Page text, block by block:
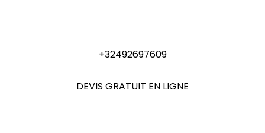
+32492697609
DEVIS GRATUIT EN LIGNE